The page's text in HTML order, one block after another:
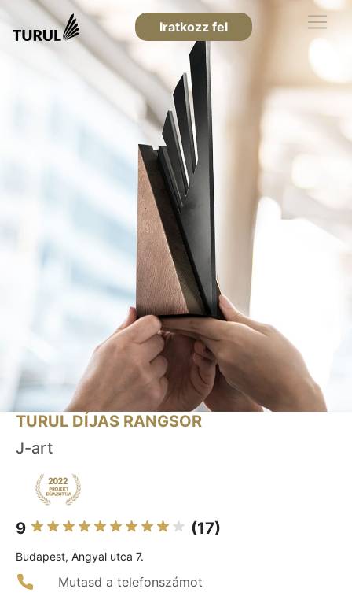
Iratkozz fel
TURUL DÍJAS RANGSOR
J-art
9 (17)
Budapest, Angyal utca 7.
Mutasd a telefonszámot